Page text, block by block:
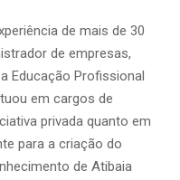
de mais de 30
de empresas,
Educação Profissional
em cargos de
privada quanto em
para a criação do
de Atibaia